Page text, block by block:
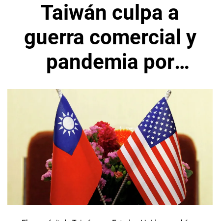
Taiwán culpa a
guerra comercial y
pandemia por
desequilibrio con
Estados Unidos